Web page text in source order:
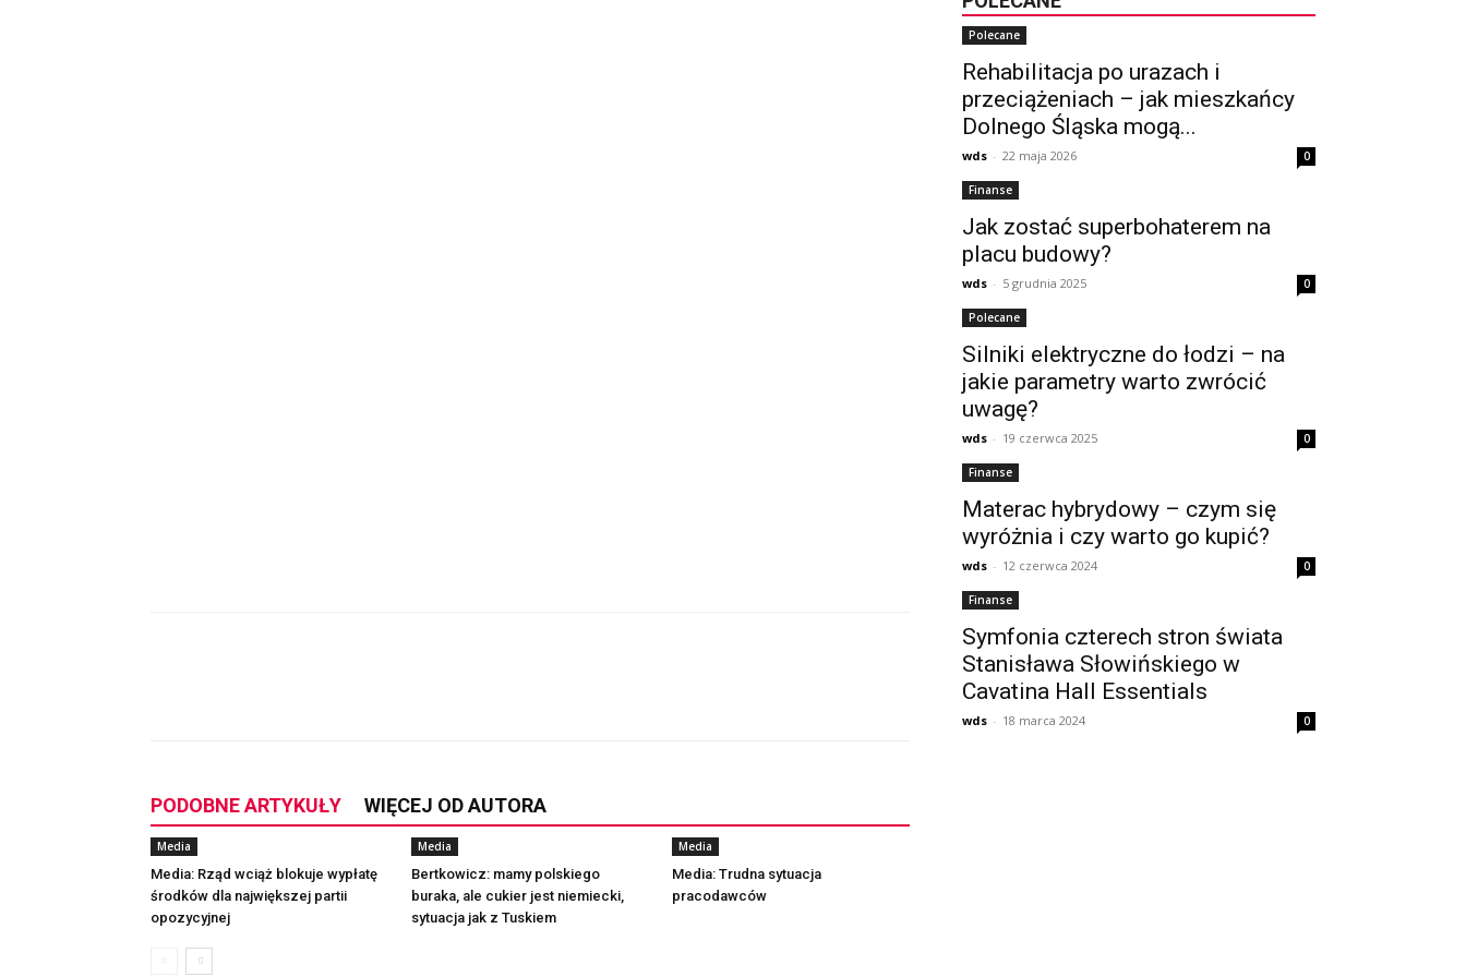
PODOBNE ARTYKUŁY WIĘCEJ OD AUTORA
Media
Media: Rząd wciąż blokuje wypłatę
środków dla największej partii
opozycyjnej
Media
Bertkowicz: mamy polskiego
buraka, ale cukier jest niemiecki,
sytuacja jak z Tuskiem
Media
Media: Trudna sytuacja
pracodawców
Polecane
Rehabilitacja po urazach i
przeciążeniach – jak mieszkańcy
Dolnego Śląska mogą...
wds - 22 maja 2026 0
Finanse
Jak zostać superbohaterem na
placu budowy?
wds - 5 grudnia 2025 0
Polecane
Silniki elektryczne do łodzi – na
jakie parametry warto zwrócić
uwagę?
wds - 19 czerwca 2025 0
Finanse
Materac hybrydowy – czym się
wyróżnia i czy warto go kupić?
wds - 12 czerwca 2024 0
Finanse
Symfonia czterech stron świata
Stanisława Słowińskiego w
Cavatina Hall Essentials
wds - 18 marca 2024 0